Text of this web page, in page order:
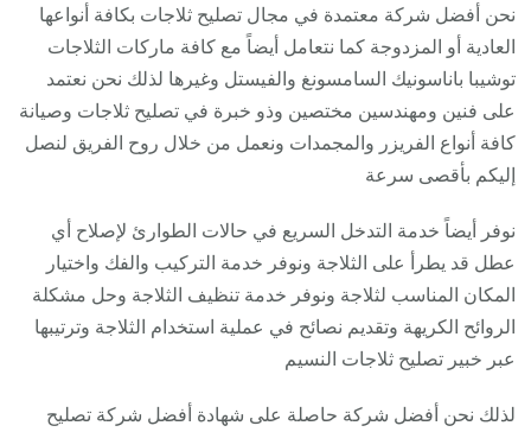
نحن أفضل شركة معتمدة في مجال تصليح ثلاجات بكافة أنواعها
العادية أو المزدوجة كما نتعامل أيضاً مع كافة ماركات الثلاجات
توشيبا باناسونيك السامسونغ والفيستل وغيرها لذلك نحن نعتمد
على فنين ومهندسين مختصين وذو خبرة في تصليح ثلاجات وصيانة
كافة أنواع الفريزر والمجمدات ونعمل من خلال روح الفريق لنصل
إليكم بأقصى سرعة
نوفر أيضاً خدمة التدخل السريع في حالات الطوارئ لإصلاح أي
عطل قد يطرأ على الثلاجة ونوفر خدمة التركيب والفك واختيار
المكان المناسب لثلاجة ونوفر خدمة تنظيف الثلاجة وحل مشكلة
الروائح الكريهة وتقديم نصائح في عملية استخدام الثلاجة وترتيبها
عبر خبير تصليح ثلاجات النسيم
لذلك نحن أفضل شركة حاصلة على شهادة أفضل شركة تصليح